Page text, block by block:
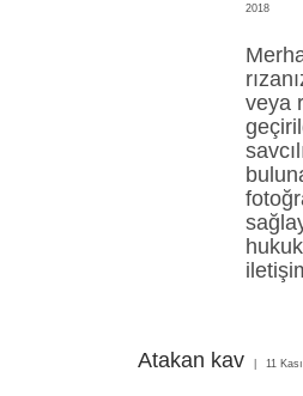
2018
veya
Atakan kav 11